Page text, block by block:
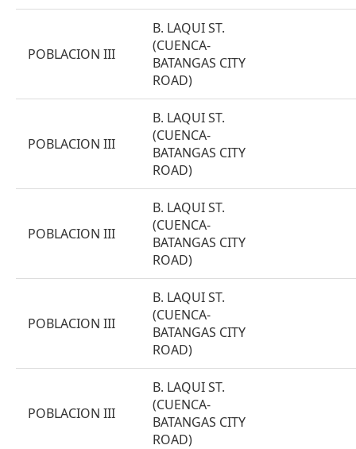
POBLACION III
B. LAQUI ST.
(CUENCA-
BATANGAS CITY
ROAD)
POBLACION III
B. LAQUI ST.
(CUENCA-
BATANGAS CITY
ROAD)
POBLACION III
B. LAQUI ST.
(CUENCA-
BATANGAS CITY
ROAD)
POBLACION III
B. LAQUI ST.
(CUENCA-
BATANGAS CITY
ROAD)
POBLACION III
B. LAQUI ST.
(CUENCA-
BATANGAS CITY
ROAD)